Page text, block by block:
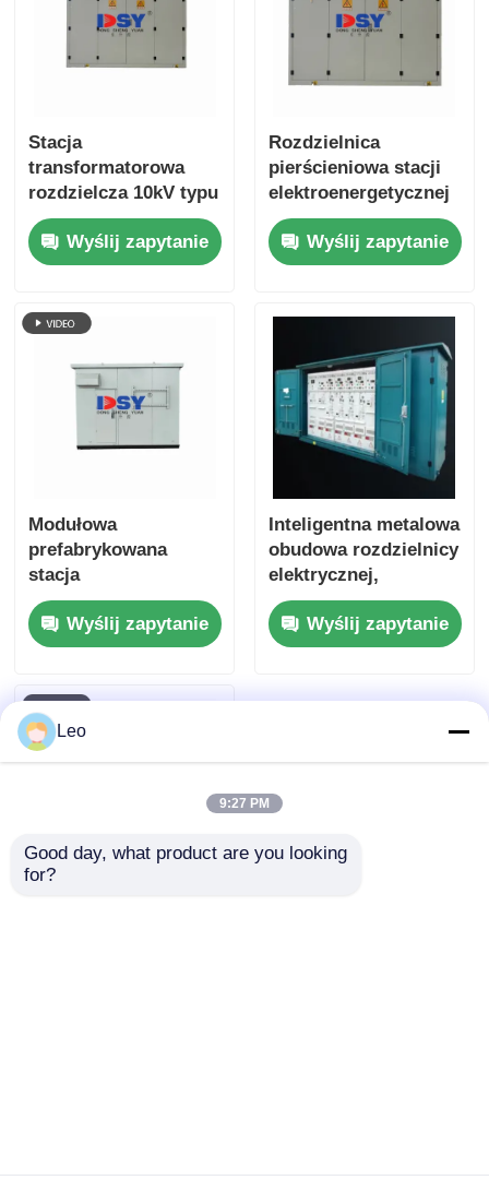
Wyłącznik wysokonapięciowy
pudełko dystrybucyjne niskiego napięcia
Stacja
transformatorowa
rozdzielcza 10kV typu
kontenerowego
wysokonapięciowa
IP56 - dostosowana
Wyślij zapytanie
Rozdzielnica
pierścieniowa stacji
elektroenergetycznej
10kV, stopień ochrony
IP56 Wyślij zapytanie
Modułowa
prefabrykowana
stacja
transformatorowa
10kV typu
kontenerowego IP55
Wyślij zapytanie
Inteligentna metalowa
obudowa rozdzielnicy
elektrycznej,
skrzynka stacji
transformatorowej
zewnętrznej, IEC GB
Wyślij zapytanie
Leo
9:27 PM
Good day, what product are you looking
for?